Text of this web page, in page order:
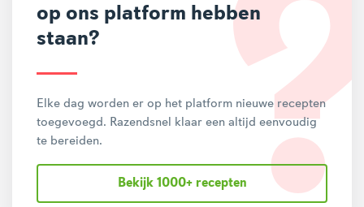
op ons platform hebben
staan?
Elke dag worden er op het platform nieuwe recepten
toegevoegd. Razendsnel klaar een altijd eenvoudig
te bereiden.
Bekijk 1000+ recepten